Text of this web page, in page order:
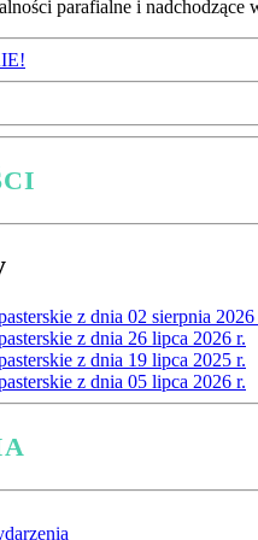
parafialne i nadchodzące
z dnia 02 sierpnia 2026
z dnia 26 lipca 2026 r.
z dnia 19 lipca 2025 r.
z dnia 05 lipca 2026 r.